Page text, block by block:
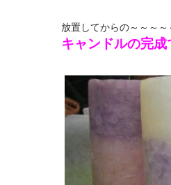
放置してからの～～～～
キャンドルの完